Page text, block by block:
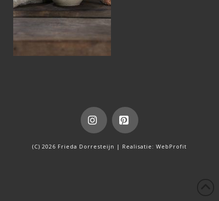
InstagramPinterest
(C) 2026 Frieda Dorresteijn | Realisatie: WebProfit